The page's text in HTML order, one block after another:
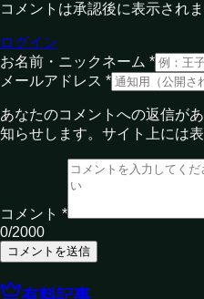
コメントは承認後に表示されま
ログイン
お名前・ニックネーム *
メールアドレス *
あなたのコメントへの返信が
知らせします。サイト上には表
コメント *
0/2000
コメントを送信